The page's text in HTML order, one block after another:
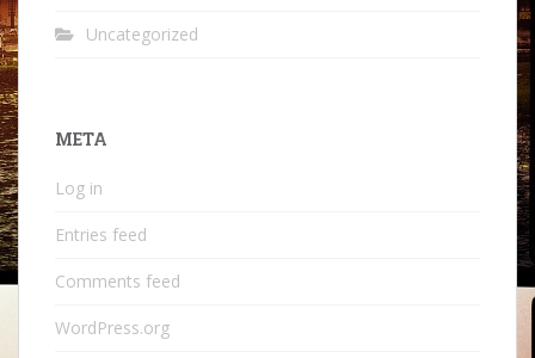
Uncategorized
META
Log in
Entries feed
Comments feed
WordPress.org